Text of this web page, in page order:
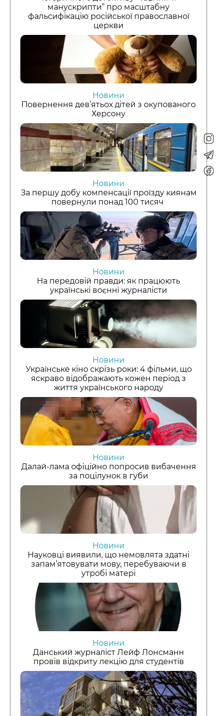
манускрипти” про масштабну
фальсифікацію російської православної
церкви
Новини
Повернення дев’ятьох дітей з окупованого
Херсону
Новини
За першу добу компенсації проїзду киянам
повернули понад 100 тисяч
Новини
На передовій правди: як працюють
українські воєнні журналісти
Новини
Українське кіно скрізь роки: 4 фільми, що
яскраво відображають кожен період з
життя українського народу
Новини
Далай-лама офіційно попросив вибачення
за поцілунок в губи
Новини
Науковці виявили, що немовлята здатні
запам’ятовувати мову, перебуваючи в
утробі матері
Новини
Данський журналіст Лейф Лонсманн
провів відкриту лекцію для студентів